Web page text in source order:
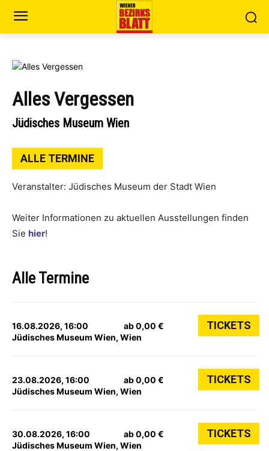
Alles Vergessen
Jüdisches Museum Wien
ALLE TERMINE
Veranstalter: Jüdisches Museum der Stadt Wien
Weiter Informationen zu aktuellen Ausstellungen finden
Sie hier!
Alle Termine
16.08.2026, 16:00
Jüdisches Museum Wien, Wien
ab 0,00 € TICKETS
23.08.2026, 16:00
Jüdisches Museum Wien, Wien
ab 0,00 € TICKETS
30.08.2026, 16:00
Jüdisches Museum Wien, Wien
ab 0,00 € TICKETS